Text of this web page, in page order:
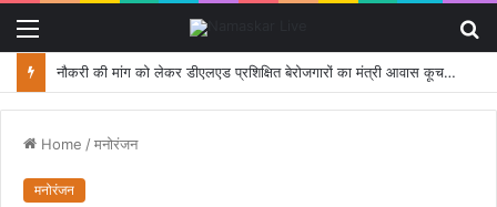
नौकरी की मांग को लेकर डीएलएड प्रशिक्षित बेरोजगारों का मंत्री आवास कूच, पुलिस ने रोका
Home /मनोरंजन
मनोरंजन